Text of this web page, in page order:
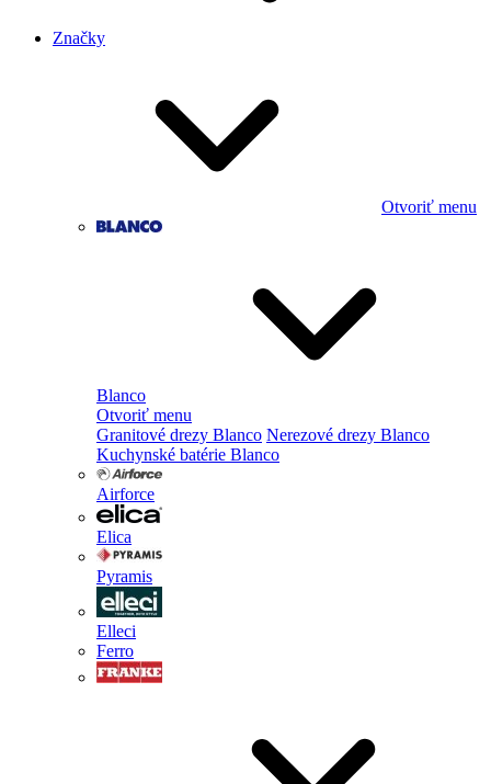
Značky
Otvoriť menu
Blanco
Otvoriť menu
Granitové drezy Blanco Nerezové drezy Blanco
Kuchynské batérie Blanco
Airforce
Elica
Pyramis
Elleci
Ferro